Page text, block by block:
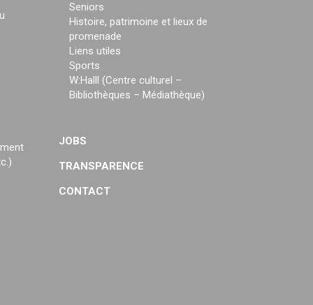
Seniors
Histoire, patrimoine et lieux de
promenade
Liens utiles
Sports
W:Halll (Centre culturel –
Bibliothèques – Médiathèque)
JOBS
TRANSPARENCE
CONTACT